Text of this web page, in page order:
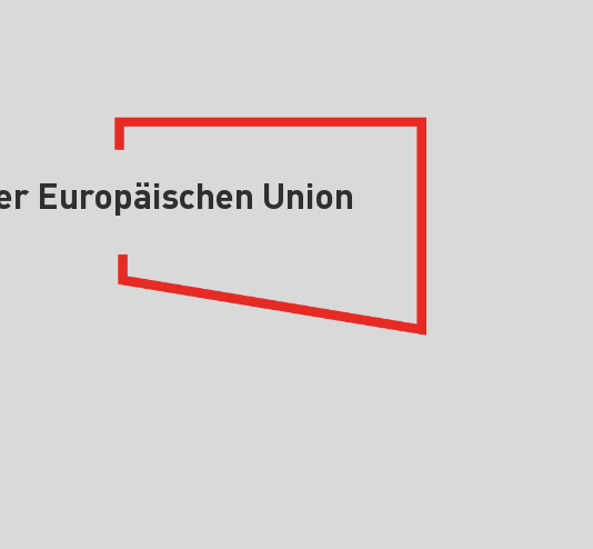
Europäischen Union